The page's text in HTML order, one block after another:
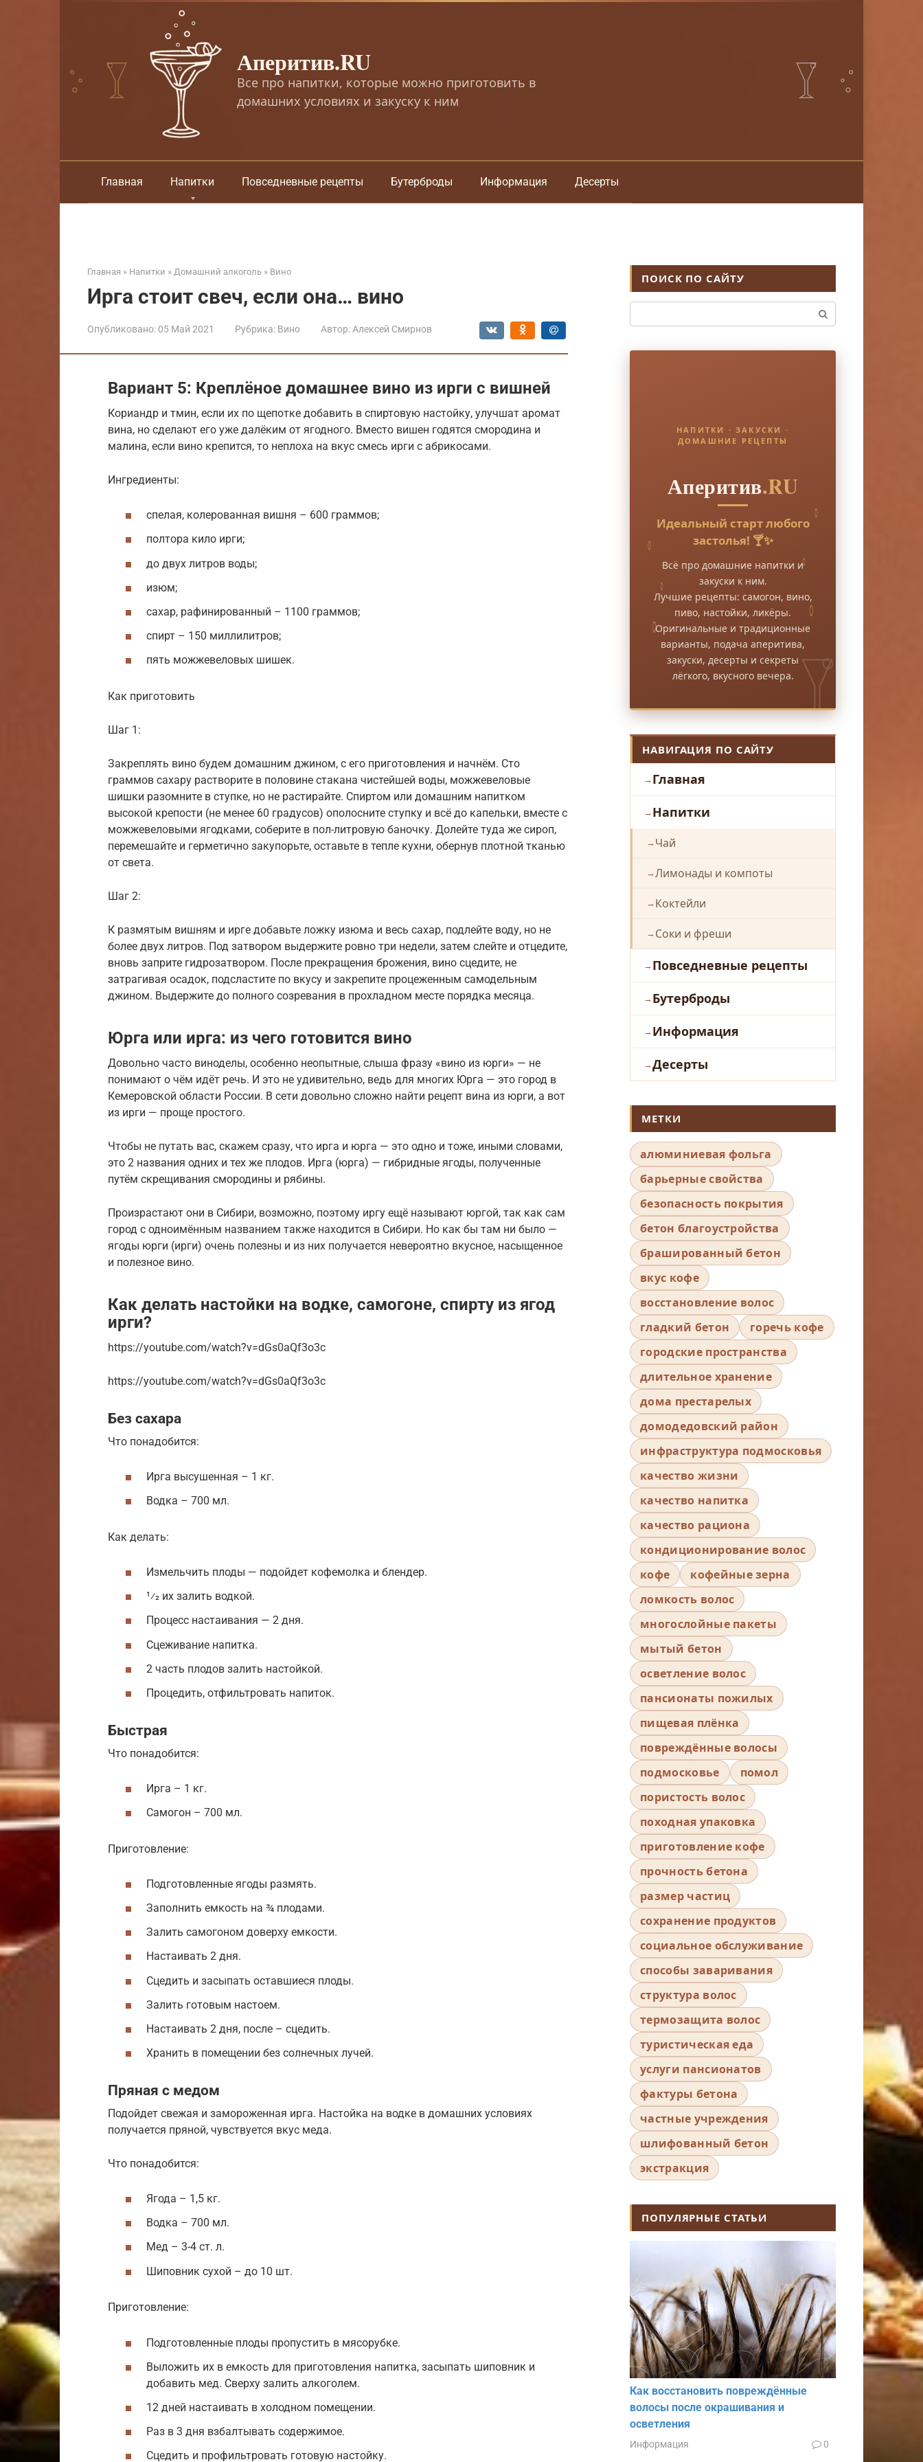
Аперитив.RU
Все про напитки, которые можно приготовить в
домашних условиях и закуску к ним
Главная Напитки Повседневные рецепты Бутерброды Информация Десерты
Главная » Напитки » Домашний алкоголь » Вино
Ирга стоит свеч, если она… вино
Опубликовано: 05 Май 2021 Рубрика: Вино Автор: Алексей Смирнов
Вариант 5: Креплёное домашнее вино из ирги с вишней
Кориандр и тмин, если их по щепотке добавить в спиртовую настойку, улучшат аромат
вина, но сделают его уже далёким от ягодного. Вместо вишен годятся смородина и
малина, если вино крепится, то неплоха на вкус смесь ирги с абрикосами.
Ингредиенты:
спелая, колерованная вишня – 600 граммов;
полтора кило ирги;
до двух литров воды;
изюм;
сахар, рафинированный – 1100 граммов;
спирт – 150 миллилитров;
пять можжевеловых шишек.
Как приготовить
Шаг 1:
Закреплять вино будем домашним джином, с его приготовления и начнём. Сто
граммов сахару растворите в половине стакана чистейшей воды, можжевеловые
шишки разомните в ступке, но не растирайте. Спиртом или домашним напитком
высокой крепости (не менее 60 градусов) ополосните ступку и всё до капельки, вместе с
можжевеловыми ягодками, соберите в пол-литровую баночку. Долейте туда же сироп,
перемешайте и герметично закупорьте, оставьте в тепле кухни, обернув плотной тканью
от света.
Шаг 2:
К размятым вишням и ирге добавьте ложку изюма и весь сахар, подлейте воду, но не
более двух литров. Под затвором выдержите ровно три недели, затем слейте и отцедите,
вновь заприте гидрозатвором. После прекращения брожения, вино сцедите, не
затрагивая осадок, подсластите по вкусу и закрепите процеженным самодельным
джином. Выдержите до полного созревания в прохладном месте порядка месяца.
Юрга или ирга: из чего готовится вино
Довольно часто виноделы, особенно неопытные, слыша фразу «вино из юрги» — не
понимают о чём идёт речь. И это не удивительно, ведь для многих Юрга — это город в
Кемеровской области России. В сети довольно сложно найти рецепт вина из юрги, а вот
из ирги — проще простого.
Чтобы не путать вас, скажем сразу, что ирга и юрга — это одно и тоже, иными словами,
это 2 названия одних и тех же плодов. Ирга (юрга) — гибридные ягоды, полученные
путём скрещивания смородины и рябины.
Произрастают они в Сибири, возможно, поэтому иргу ещё называют юргой, так как сам
город с одноимённым названием также находится в Сибири. Но как бы там ни было —
ягоды юрги (ирги) очень полезны и из них получается невероятно вкусное, насыщенное
и полезное вино.
Как делать настойки на водке, самогоне, спирту из ягод
ирги?
https://youtube.com/watch?v=dGs0aQf3o3c
https://youtube.com/watch?v=dGs0aQf3o3c
Без сахара
Что понадобится:
Ирга высушенная – 1 кг.
Водка – 700 мл.
Как делать:
Измельчить плоды — подойдет кофемолка и блендер.
1⁄2 их залить водкой.
Процесс настаивания — 2 дня.
Сцеживание напитка.
2 часть плодов залить настойкой.
Процедить, отфильтровать напиток.
Быстрая
Что понадобится:
Ирга – 1 кг.
Самогон – 700 мл.
Приготовление:
Подготовленные ягоды размять.
Заполнить емкость на ¾ плодами.
Залить самогоном доверху емкости.
Настаивать 2 дня.
Сцедить и засыпать оставшиеся плоды.
Залить готовым настоем.
Настаивать 2 дня, после – сцедить.
Хранить в помещении без солнечных лучей.
Пряная с медом
Подойдет свежая и замороженная ирга. Настойка на водке в домашних условиях
получается пряной, чувствуется вкус меда.
Что понадобится:
Ягода – 1,5 кг.
Водка – 700 мл.
Мед – 3-4 ст. л.
Шиповник сухой – до 10 шт.
Приготовление:
Подготовленные плоды пропустить в мясорубке.
Выложить их в емкость для приготовления напитка, засыпать шиповник и
добавить мед. Сверху залить алкоголем.
12 дней настаивать в холодном помещении.
Раз в 3 дня взбалтывать содержимое.
Сцедить и профильтровать готовую настойку.
ПОИСК ПО САЙТУ
НАПИТКИ · ЗАКУСКИ ·
ДОМАШНИЕ РЕЦЕПТЫ
Аперитив.RU
Идеальный старт любого
застолья! 🍸✨
Всё про домашние напитки и
закуски к ним.
Лучшие рецепты: самогон, вино,
пиво, настойки, ликёры.
Оригинальные и традиционные
варианты, подача аперитива,
закуски, десерты и секреты
лёгкого, вкусного вечера.
НАВИГАЦИЯ ПО САЙТУ
Главная
Напитки
Чай
Лимонады и компоты
Коктейли
Соки и фреши
Повседневные рецепты
Бутерброды
Информация
Десерты
МЕТКИ
алюминиевая фольга
барьерные свойства
безопасность покрытия
бетон благоустройства
брашированный бетон
вкус кофе
восстановление волос
гладкий бетон
горечь кофе
городские пространства
длительное хранение
дома престарелых
домодедовский район
инфраструктура подмосковья
качество жизни
качество напитка
качество рациона
кондиционирование волос
кофе
кофейные зерна
ломкость волос
многослойные пакеты
мытый бетон
осветление волос
пансионаты пожилых
пищевая плёнка
повреждённые волосы
подмосковье
помол
пористость волос
походная упаковка
приготовление кофе
прочность бетона
размер частиц
сохранение продуктов
социальное обслуживание
способы заваривания
структура волос
термозащита волос
туристическая еда
услуги пансионатов
фактуры бетона
частные учреждения
шлифованный бетон
экстракция
ПОПУЛЯРНЫЕ СТАТЬИ
Как восстановить повреждённые
волосы после окрашивания и
осветления
Информация 0